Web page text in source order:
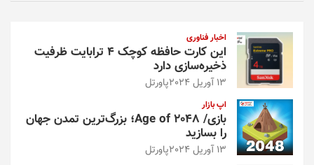
اخبار فناوری
این کارت حافظه کوچک ۴ ترابایت ظرفیت
ذخیره‌سازی دارد
13 آوریل 2024 پاورتل
اپ بازار
بازی/ Age of 2048؛ بزرگ‌ترین تمدن جهان
را بسازید
13 آوریل 2024 پاورتل